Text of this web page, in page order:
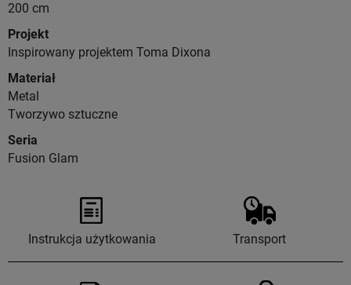
200 cm
Projekt
Inspirowany projektem Toma Dixona
Materiał
Metal
Tworzywo sztuczne
Seria
Fusion Glam
Instrukcja użytkowania Transport